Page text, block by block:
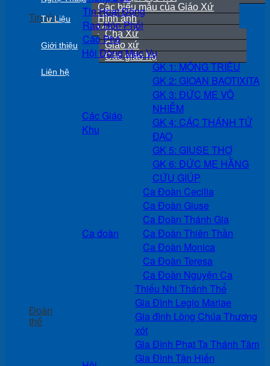
Tư Liệu
Các biểu mẫu của Giáo Xứ
Hình ảnh
Video
Giới thiệu
Cha Xứ
Giáo xứ
Các giáo họ
Liên hệ
Tin tức
Tin Hoạt Động
Rao Hôn Phối
Cáo Phó
Đoàn
thể
Hội Đồng Mục Vụ
Các Giáo
Khu
GK 1: MÔNG TRIỆU
GK 2: GIOAN BAOTIXITA
GK 3: ĐỨC MẸ VÔ
NHIỄM
GK 4: CÁC THÁNH TỬ
ĐẠO
GK 5: GIUSE THỢ
GK 6: ĐỨC MẸ HẰNG
CỨU GIÚP
Ca đoàn
Ca Đoàn Cecilia
Ca Đoàn Giuse
Ca Đoàn Thánh Gia
Ca Đoàn Thiên Thần
Ca Đoàn Monica
Ca Đoàn Teresa
Ca Đoàn Nguyện Ca
Thiếu Nhi Thánh Thể
Gia Đình Legio Mariae
Gia đình Lòng Chúa Thương
xót
Gia Đình Phạt Tạ Thánh Tâm
Gia Đình Tận Hiến